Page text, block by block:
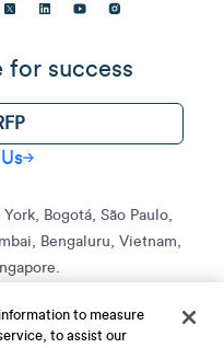
for success
Bogotá, São Paulo,
Bengaluru, Vietnam,
to measure
to assist our